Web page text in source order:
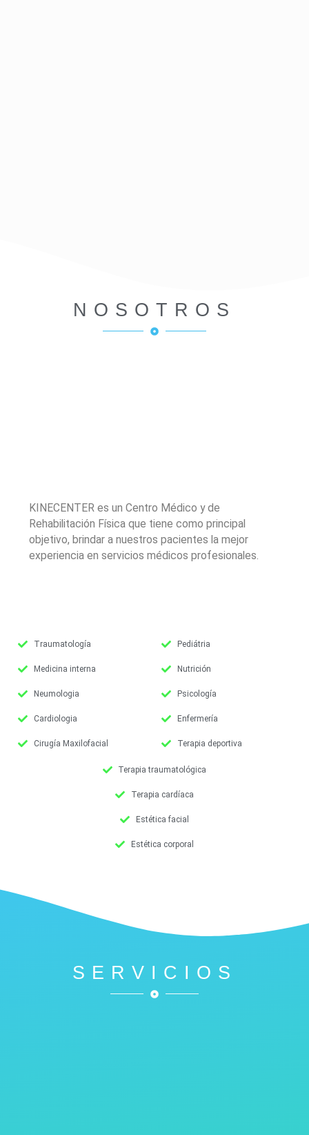
NOSOTROS
KINECENTER es un Centro Médico y de
Rehabilitación Física que tiene como principal
objetivo, brindar a nuestros pacientes la mejor
experiencia en servicios médicos profesionales.
Traumatología
Medicina interna
Neumologia
Cardiologia
Cirugía Maxilofacial
Pediátria
Nutrición
Psicología
Enfermería
Terapia deportiva
Terapia traumatológica
Terapia cardíaca
Estética facial
Estética corporal
SERVICIOS